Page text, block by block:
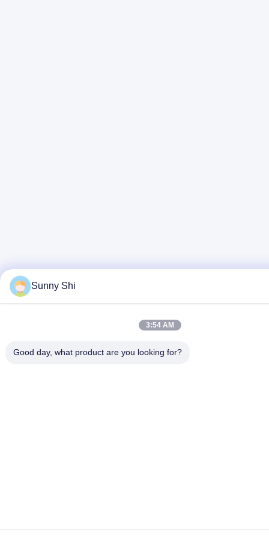
Sunny Shi
3:54 AM
Good day, what product are you looking for?